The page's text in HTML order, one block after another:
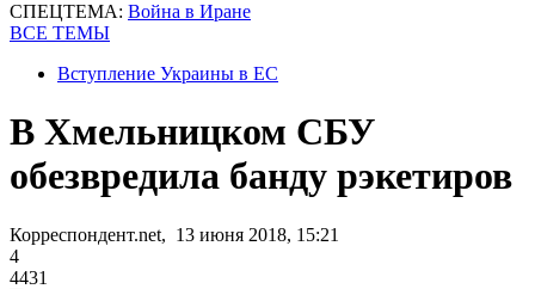
СПЕЦТЕМА: Война в Иране
ВСЕ ТЕМЫ
Вступление Украины в ЕС
В Хмельницком СБУ
обезвредила банду рэкетиров
Корреспондент.net, 13 июня 2018, 15:21
4
4431